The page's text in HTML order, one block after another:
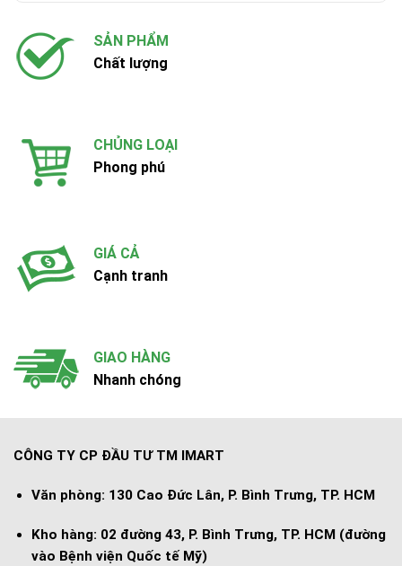
SẢN PHẨM
Chất lượng
CHỦNG LOẠI
Phong phú
GIÁ CẢ
Cạnh tranh
GIAO HÀNG
Nhanh chóng
CÔNG TY CP ĐẦU TƯ TM IMART
Văn phòng: 130 Cao Đức Lân, P. Bình Trưng, TP. HCM
Kho hàng: 02 đường 43, P. Bình Trưng, TP. HCM (đường
vào Bệnh viện Quốc tế Mỹ)